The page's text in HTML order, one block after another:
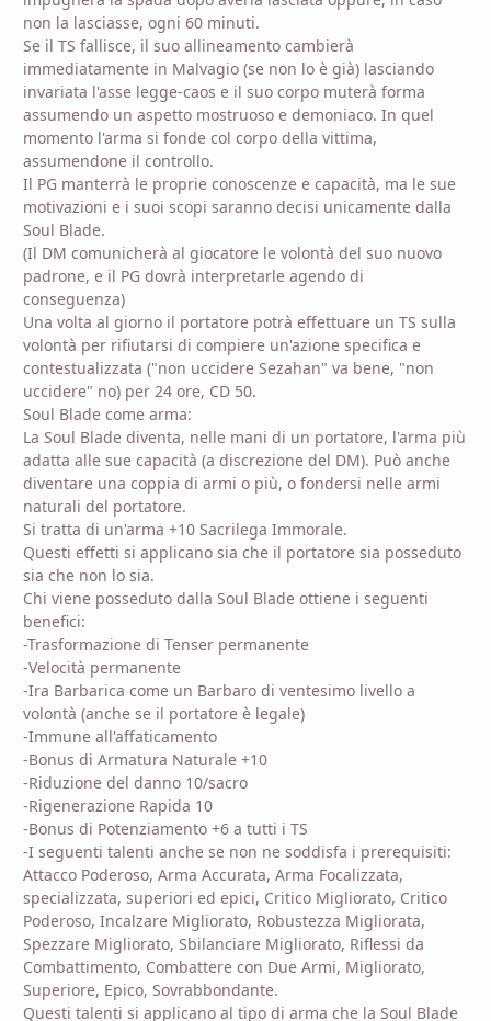
non la lasciasse, ogni 60 minuti.
Se il TS fallisce, il suo allineamento cambierà
immediatamente in Malvagio (se non lo è già) lasciando
invariata l'asse legge-caos e il suo corpo muterà forma
assumendo un aspetto mostruoso e demoniaco. In quel
momento l'arma si fonde col corpo della vittima,
assumendone il controllo.
Il PG manterrà le proprie conoscenze e capacità, ma le sue
motivazioni e i suoi scopi saranno decisi unicamente dalla
Soul Blade.
(Il DM comunicherà al giocatore le volontà del suo nuovo
padrone, e il PG dovrà interpretarle agendo di
conseguenza)
Una volta al giorno il portatore potrà effettuare un TS sulla
volontà per rifiutarsi di compiere un'azione specifica e
contestualizzata ("non uccidere Sezahan" va bene, "non
uccidere" no) per 24 ore, CD 50.
Soul Blade come arma:
La Soul Blade diventa, nelle mani di un portatore, l'arma più
adatta alle sue capacità (a discrezione del DM). Può anche
diventare una coppia di armi o più, o fondersi nelle armi
naturali del portatore.
Si tratta di un'arma +10 Sacrilega Immorale.
Questi effetti si applicano sia che il portatore sia posseduto
sia che non lo sia.
Chi viene posseduto dalla Soul Blade ottiene i seguenti
benefici:
-Trasformazione di Tenser permanente
-Velocità permanente
-Ira Barbarica come un Barbaro di ventesimo livello a
volontà (anche se il portatore è legale)
-Immune all'affaticamento
-Bonus di Armatura Naturale +10
-Riduzione del danno 10/sacro
-Rigenerazione Rapida 10
-Bonus di Potenziamento +6 a tutti i TS
-I seguenti talenti anche se non ne soddisfa i prerequisiti:
Attacco Poderoso, Arma Accurata, Arma Focalizzata,
specializzata, superiori ed epici, Critico Migliorato, Critico
Poderoso, Incalzare Migliorato, Robustezza Migliorata,
Spezzare Migliorato, Sbilanciare Migliorato, Riflessi da
Combattimento, Combattere con Due Armi, Migliorato,
Superiore, Epico, Sovrabbondante.
Questi talenti si applicano al tipo di arma che la Soul Blade